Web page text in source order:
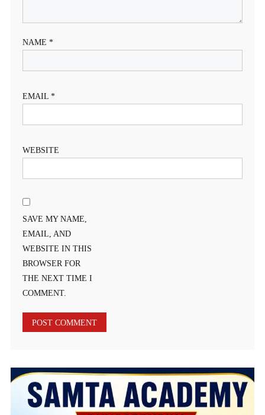
NAME *
EMAIL *
WEBSITE
SAVE MY NAME,
EMAIL, AND
WEBSITE IN THIS
BROWSER FOR
THE NEXT TIME I
COMMENT.